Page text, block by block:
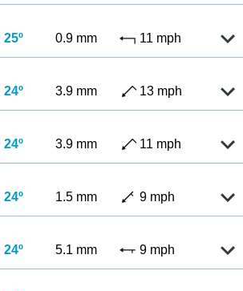
25º 0.9 mm 11 mph
24º 3.9 mm 13 mph
24º 3.9 mm 11 mph
24º 1.5 mm 9 mph
24º 5.1 mm 9 mph